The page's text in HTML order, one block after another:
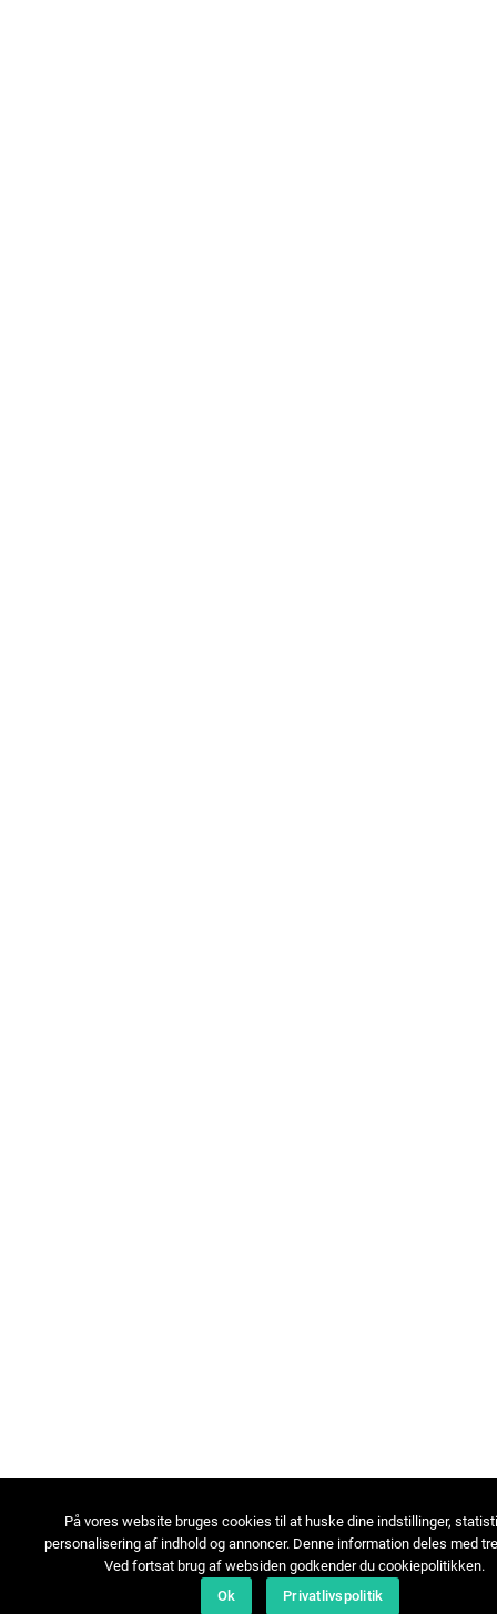
På vores website bruges cookies til at huske dine indstillinger,
personalisering af indhold og annoncer. Denne information deles med
Ved fortsat brug af websiden godkender du cookiepolitikken.
Ok
Privatlivspolitik